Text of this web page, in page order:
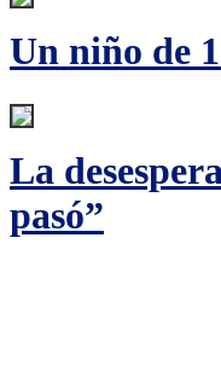
Un niño de
La
pasó”